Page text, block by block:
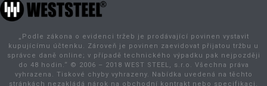
„Podle zákona o evidenci tržeb je prodávající povinen vystavit
kupujícímu účtenku. Zároveň je povinen zaevidovat přijatou tržbu u
správce daně online; v případě technického výpadku pak nejpozději
do 48 hodin.“ © 2006 – 2018 WEST STEEL, s.r.o. Všechna práva
vyhrazena. Tiskové chyby vyhrazeny. Nabídka uvedená na těchto
stránkách nezakládá nárok na obchodní kontrakt nebo specifikaci.